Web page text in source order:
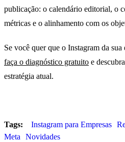
publicação: o calendário editorial, o
métricas e o alinhamento com os
Se você quer que o Instagram da sua
faça o diagnóstico gratuito e
estratégia atual.
Tags: Instagram para Empresas
Meta
Novidades